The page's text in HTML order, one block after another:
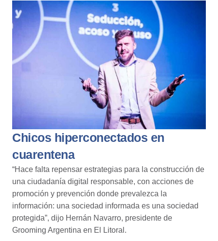
Chicos hiperconectados en
cuarentena
“Hace falta repensar estrategias para la construcción de
una ciudadanía digital responsable, con acciones de
promoción y prevención donde prevalezca la
información: una sociedad informada es una sociedad
protegida”, dijo Hernán Navarro, presidente de
Grooming Argentina en El Litoral.